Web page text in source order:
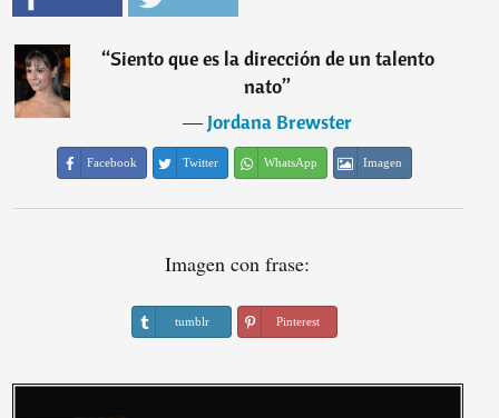
“Siento que es la dirección de un talento
nato”
―Jordana Brewster
Facebook Twitter WhatsApp Imagen
Imagen con frase:
tumblr Pinterest